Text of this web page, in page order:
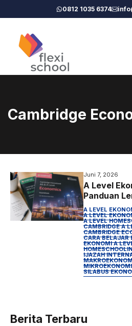
ke
0812 1035 6374
Cambridge
Juni 7, 2026
A Level
Panduan
Belajar, dan
A LEVEL
A LEVEL
A LEVEL
CAMBRIDGE A
CAMBRIDGE
CARA BELAJAR
EKONOMI A
IJAZAH
SILABUS
Berita Terbaru